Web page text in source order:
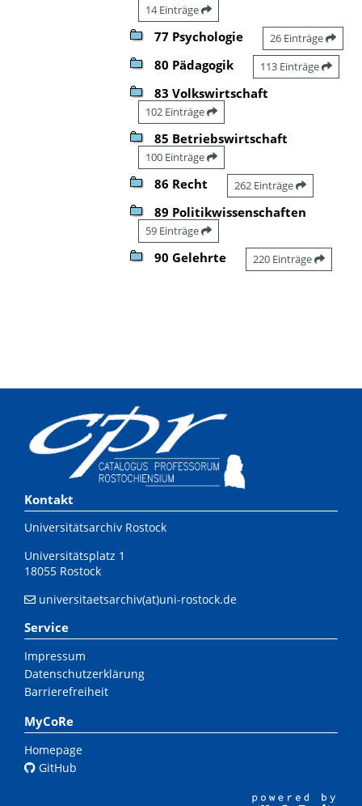
14 Einträge
77 Psychologie 26 Einträge
80 Pädagogik 113 Einträge
83 Volkswirtschaft
102 Einträge
85 Betriebswirtschaft
100 Einträge
86 Recht 262 Einträge
89 Politikwissenschaften
59 Einträge
90 Gelehrte 220 Einträge
Kontakt
Universitätsarchiv Rostock
Universitätsplatz 1
18055 Rostock
universitaetsarchiv(at)uni-rostock.de
Service
Impressum
Datenschutzerklärung
Barrierefreiheit
MyCoRe
Homepage
GitHub